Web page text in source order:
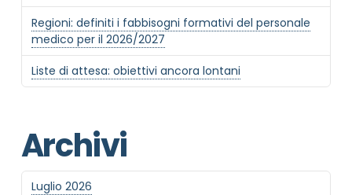
Regioni: definiti i fabbisogni formativi del personale
medico per il 2026/2027
Liste di attesa: obiettivi ancora lontani
Archivi
Luglio 2026